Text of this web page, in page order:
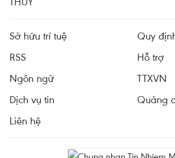
Sở hữu trí tuệ
Quy
RSS
Hỗ trợ
Ngôn ngữ
TTXVN
Dịch vụ tin
Quảng
Liên hệ